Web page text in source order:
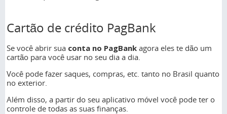
Cartão de crédito PagBank
Se você abrir sua conta no PagBank agora eles te dão um
cartão para você usar no seu dia a dia.
Você pode fazer saques, compras, etc. tanto no Brasil quanto
no exterior.
Além disso, a partir do seu aplicativo móvel você pode ter o
controle de todas as suas finanças.